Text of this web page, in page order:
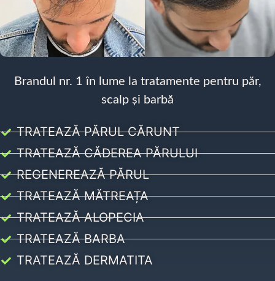
Brandul nr. 1 în lume la tratamente pentru păr,
scalp și barbă
TRATEAZĂ PĂRUL CĂRUNT
TRATEAZĂ CĂDEREA PĂRULUI
REGENEREAZĂ PĂRUL
TRATEAZĂ MĂTREAȚA
TRATEAZĂ ALOPECIA
TRATEAZĂ BARBA
TRATEAZĂ DERMATITA